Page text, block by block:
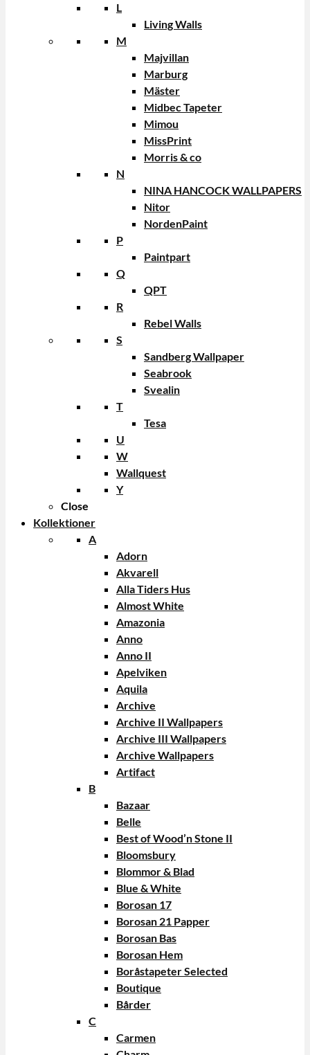
L
Living Walls
M
Majvillan
Marburg
Mäster
Midbec Tapeter
Mimou
MissPrint
Morris & co
N
NINA HANCOCK WALLPAPERS
Nitor
NordenPaint
P
Paintpart
Q
QPT
R
Rebel Walls
S
Sandberg Wallpaper
Seabrook
Svealin
T
Tesa
U
W
Wallquest
Y
Close
Kollektioner
A
Adorn
Akvarell
Alla Tiders Hus
Almost White
Amazonia
Anno
Anno II
Apelviken
Aquila
Archive
Archive II Wallpapers
Archive III Wallpapers
Archive Wallpapers
Artifact
B
Bazaar
Belle
Best of Wood’n Stone II
Bloomsbury
Blommor & Blad
Blue & White
Borosan 17
Borosan 21 Papper
Borosan Bas
Borosan Hem
Boråstapeter Selected
Boutique
Bårder
C
Carmen